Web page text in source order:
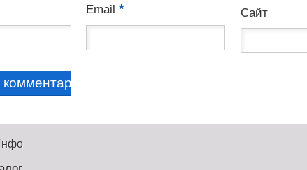
Email* Сайт